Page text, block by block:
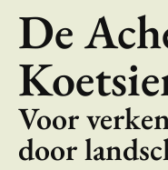
De
Voor
door